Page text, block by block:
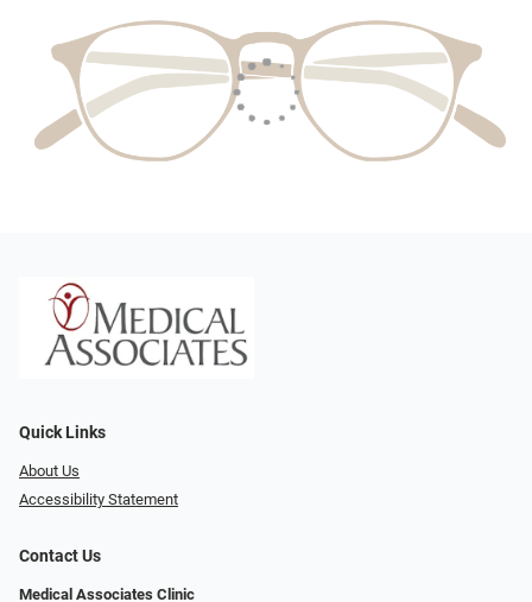
Quick Links
About Us
Accessibility Statement
Contact Us
Medical Associates Clinic